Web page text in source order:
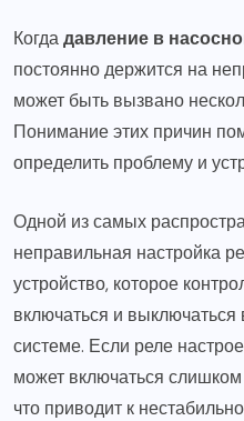
Когдадавление в
постоянно держится на
может быть вызвано
Понимание этих причин
определить проблему и
Одной из самых
неправильная настройка
устройство, которое
включаться и
системе. Если реле
может включаться
что приводит к